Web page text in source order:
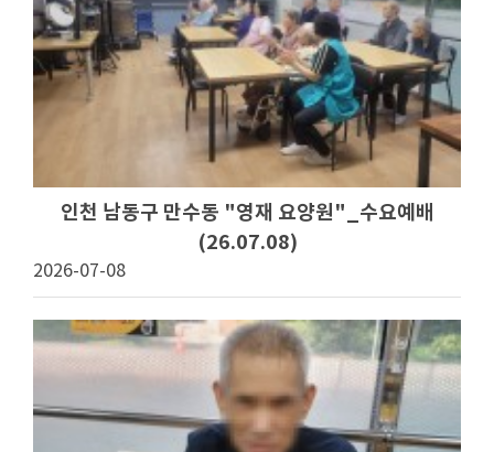
인천 남동구 만수동 "영재 요양원"_수요예배
(26.07.08)
2026-07-08